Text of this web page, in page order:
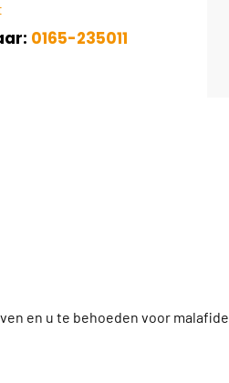
0165-235011
en u te behoeden voor malafide